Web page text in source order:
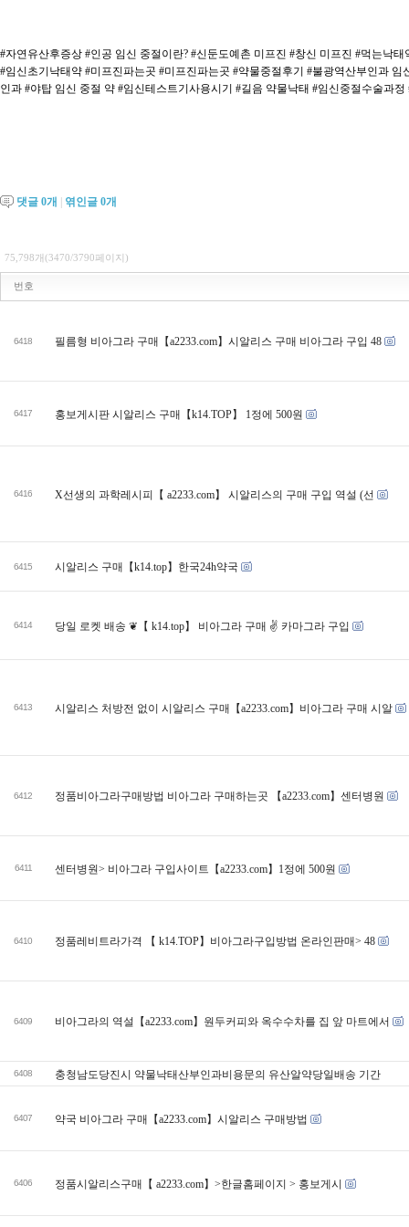
#자연유산후증상 #인공 임신 중절이란? #신둔도예촌 미프진 #창신 미프진 #먹는낙태
#임신초기낙태약 #미프진파는곳 #미프진파는곳 #약물중절후기 #불광역산부인과 임
인과 #야탑 임신 중절 약 #임신테스트기사용시기 #길음 약물낙태 #임신중절수술과정
댓글 0개 엮인글 0개
75,798개(3470/3790페이지)
번호
6418 필름형 비아그라 구매【a2233.com】시알리스 구매 비아그라 구입 48
6417 홍보게시판 시알리스 구매【k14.TOP】 1정에 500원
6416 X선생의 과학레시피【 a2233.com】 시알리스의 구매 구입 역설 (선
6415 시알리스 구매【k14.tоp】한국24h약국
6414 당일 로켓 배송 ❦【 k14.top】 비아그라 구매 ✌ 카마그라 구입
6413 시알리스 처방전 없이 시알리스 구매【a2233.com】비아그라 구매 시알
6412 정품비아그라구매방법 비아그라 구매하는곳 【a2233.com】센터병원
6411 센터병원> 비아그라 구입사이트【a2233.com】1정에 500원
6410 정품레비트라가격 【 k14.TOP】비아그라구입방법 온라인판매> 48
6409 비아그라의 역설【a2233.cоm】원두커피와 옥수수차를 집 앞 마트에서
6408 충청남도당진시 약물낙태산부인과비용문의 유산알약당일배송 기간
6407 약국 비아그라 구매【a2233.com】시알리스 구매방법
6406 정품시알리스구매【 a2233.cоm】>한글홈페이지 > 홍보게시